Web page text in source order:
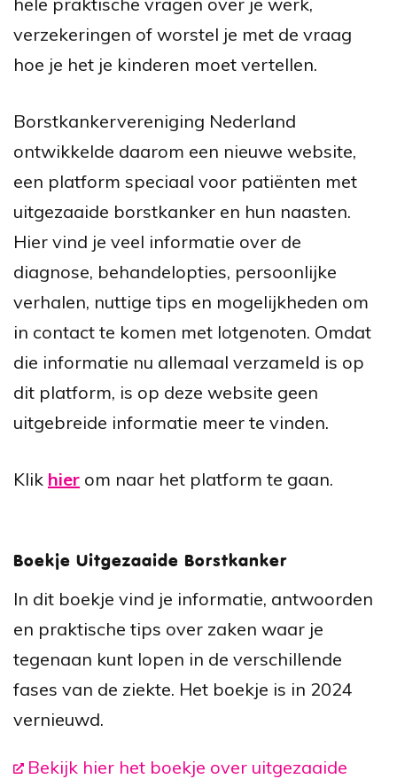
verzekeringen of worstel je met de vraag
hoe je het je kinderen moet vertellen.
Borstkankervereniging Nederland
ontwikkelde daarom een nieuwe website,
een platform speciaal voor patiënten met
uitgezaaide borstkanker en hun naasten.
Hier vind je veel informatie over de
diagnose, behandelopties, persoonlijke
verhalen, nuttige tips en mogelijkheden om
in contact te komen met lotgenoten. Omdat
die informatie nu allemaal verzameld is op
dit platform, is op deze website geen
uitgebreide informatie meer te vinden.
Klik hier om naar het platform te gaan.
Boekje Uitgezaaide Borstkanker
In dit boekje vind je informatie, antwoorden
en praktische tips over zaken waar je
tegenaan kunt lopen in de verschillende
fases van de ziekte. Het boekje is in 2024
vernieuwd.
Bekijk hier het boekje over uitgezaaide